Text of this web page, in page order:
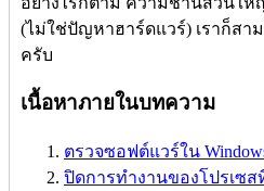
(ไม่ใช่ปัญหาฮาร์ดแวร์) เราก็สา
ครับ
เนื้อหาภายในบทความ
ตรวจซอฟต์แวร์ใน
ปิดการทำงานของโปรเซสที่